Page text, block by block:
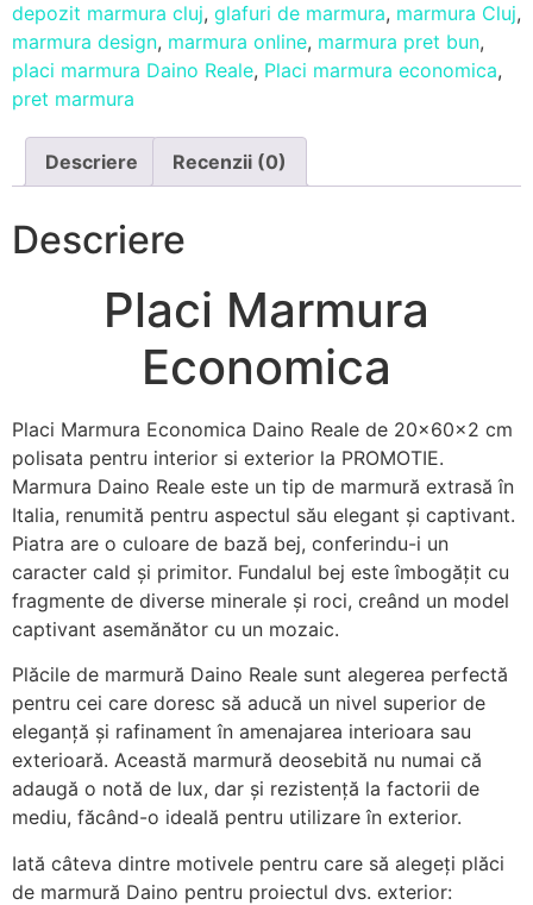
depozit marmura cluj, glafuri de marmura, marmura Cluj,
marmura design, marmura online, marmura pret bun,
placi marmura Daino Reale, Placi marmura economica,
pret marmura
Descriere Recenzii (0)
Descriere
Placi Marmura
Economica
Placi Marmura Economica Daino Reale de 20x60x2 cm
polisata pentru interior si exterior la PROMOTIE.
Marmura Daino Reale este un tip de marmură extrasă în
Italia, renumită pentru aspectul său elegant și captivant.
Piatra are o culoare de bază bej, conferindu-i un
caracter cald și primitor. Fundalul bej este îmbogățit cu
fragmente de diverse minerale și roci, creând un model
captivant asemănător cu un mozaic.
Plăcile de marmură Daino Reale sunt alegerea perfectă
pentru cei care doresc să aducă un nivel superior de
eleganță și rafinament în amenajarea interioara sau
exterioară. Această marmură deosebită nu numai că
adaugă o notă de lux, dar și rezistență la factorii de
mediu, făcând-o ideală pentru utilizare în exterior.
Iată câteva dintre motivele pentru care să alegeți plăci
de marmură Daino pentru proiectul dvs. exterior: